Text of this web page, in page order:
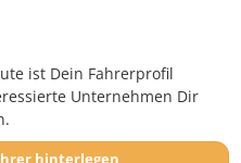
ist Dein Fahrerprofil
Unternehmen Dir
als Fahrer hinterlegen